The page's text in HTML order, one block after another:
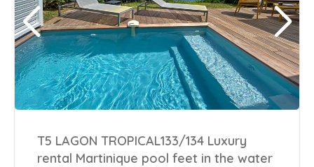
T5 LAGON TROPICAL133/134 Luxury
rental Martinique pool feet in the water